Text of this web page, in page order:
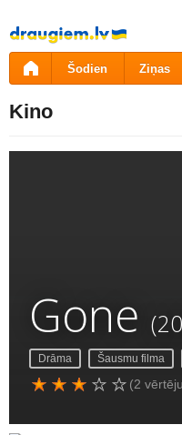
Pāriet
uz
saturu
Šodien Ziņas
Kino
Gone
Drāma Šausmu filma
(2